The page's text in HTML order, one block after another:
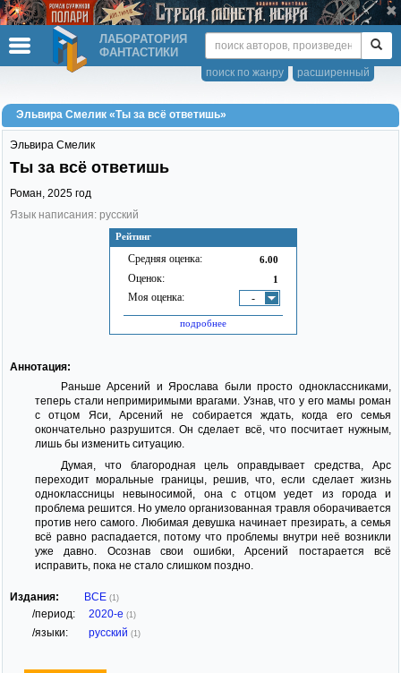
ЛАБОРАТОРИЯ
ФАНТАСТИКИ
расширенный
поиск по жанру
Эльвира Смелик «Ты за всё ответишь»
Рейтинг
Средняя оценка: 6.00
Оценок: 1
Моя оценка: -
подробнее
Эльвира Смелик
Ты за всё ответишь
Роман, 2025 год
Язык написания: русский
Аннотация:
Раньше Арсений и Ярослава были просто одноклассниками,
теперь стали непримиримыми врагами. Узнав, что у его мамы роман
с отцом Яси, Арсений не собирается ждать, когда его семья
окончательно разрушится. Он сделает всё, что посчитает нужным,
лишь бы изменить ситуацию.
Думая, что благородная цель оправдывает средства, Арс
переходит моральные границы, решив, что, если сделает жизнь
одноклассницы невыносимой, она с отцом уедет из города и
проблема решится. Но умело организованная травля оборачивается
против него самого. Любимая девушка начинает презирать, а семья
всё равно распадается, потому что проблемы внутри неё возникли
уже давно. Осознав свои ошибки, Арсений постарается всё
исправить, пока не стало слишком поздно.
Издания: ВСЕ (1)
/период: 2020-е (1)
/языки: русский (1)